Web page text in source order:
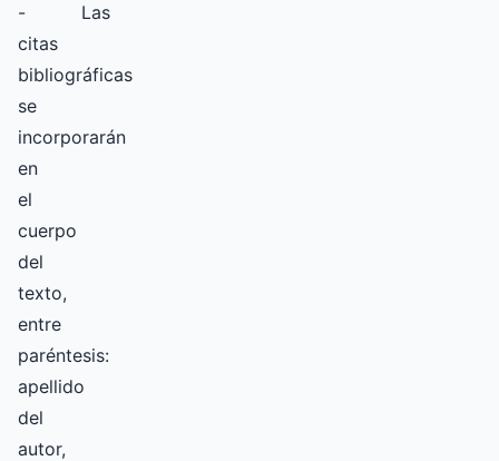
- Las
citas
bibliográficas
se
incorporarán
en
el
cuerpo
del
texto,
entre
paréntesis:
apellido
del
autor,